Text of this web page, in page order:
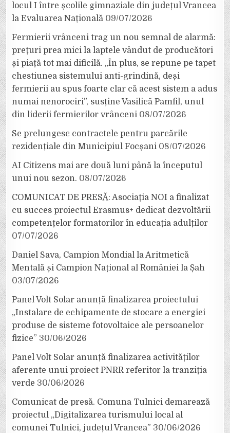
locul I între școlile gimnaziale din județul Vrancea
la Evaluarea Națională 09/07/2026
Fermierii vrânceni trag un nou semnal de alarmă:
prețuri prea mici la laptele vândut de producători
și piață tot mai dificilă. „În plus, se repune pe tapet
chestiunea sistemului anti-grindină, deși
fermierii au spus foarte clar că acest sistem a adus
numai nenorociri”, susține Vasilică Pamfil, unul
din liderii fermierilor vrânceni 08/07/2026
Se prelungesc contractele pentru parcările
rezidențiale din Municipiul Focșani 08/07/2026
AI Citizens mai are două luni până la începutul
unui nou sezon. 08/07/2026
COMUNICAT DE PRESĂ: Asociația NOI a finalizat
cu succes proiectul Erasmus+ dedicat dezvoltării
competențelor formatorilor în educația adulților
07/07/2026
Daniel Sava, Campion Mondial la Aritmetică
Mentală și Campion Național al României la Șah
03/07/2026
Panel Volt Solar anunță finalizarea proiectului
„Instalare de echipamente de stocare a energiei
produse de sisteme fotovoltaice ale persoanelor
fizice” 30/06/2026
Panel Volt Solar anunță finalizarea activităților
aferente unui proiect PNRR referitor la tranziția
verde 30/06/2026
Comunicat de presă. Comuna Tulnici demarează
proiectul „Digitalizarea turismului local al
comunei Tulnici, județul Vrancea” 30/06/2026